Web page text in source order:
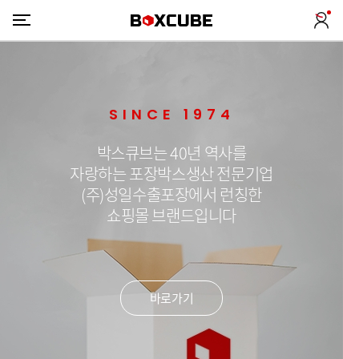
SINCE 1974
박스큐브는 40년 역사를
자랑하는 포장박스생산 전문기업
(주)성일수출포장에서 런칭한
쇼핑몰 브랜드입니다
바로가기